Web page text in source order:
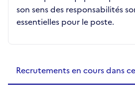
son sens des responsabilités
essentielles pour le poste.
Recrutements en cours dans